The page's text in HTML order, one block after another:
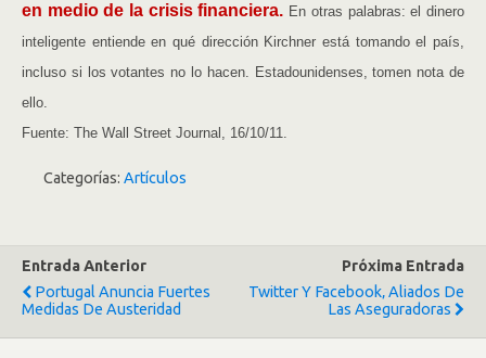
en medio de la crisis financiera. En otras palabras: el dinero
inteligente entiende en qué dirección Kirchner está tomando el país,
incluso si los votantes no lo hacen. Estadounidenses, tomen nota de
ello.
Fuente: The Wall Street Journal, 16/10/11.
Categorías: Artículos
Entrada Anterior
Portugal Anuncia Fuertes
Medidas De Austeridad
Próxima Entrada
Twitter Y Facebook‚ Aliados De
Las Aseguradoras